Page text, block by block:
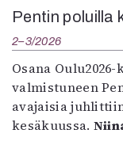
Pentin poluilla
2–3/2026
Osana
valmistuneen
avajaisia
kesäkuussa.